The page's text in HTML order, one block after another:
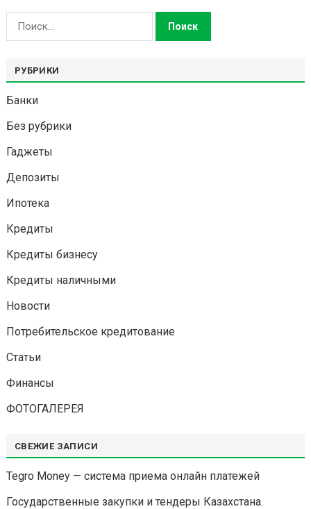
Найти:
РУБРИКИ
Банки
Без рубрики
Гаджеты
Депозиты
Ипотека
Кредиты
Кредиты бизнесу
Кредиты наличными
Новости
Потребительское кредитование
Статьи
Финансы
ФОТОГАЛЕРЕЯ
СВЕЖИЕ ЗАПИСИ
Tegro Money — система приема онлайн платежей
Государственные закупки и тендеры Казахстана.